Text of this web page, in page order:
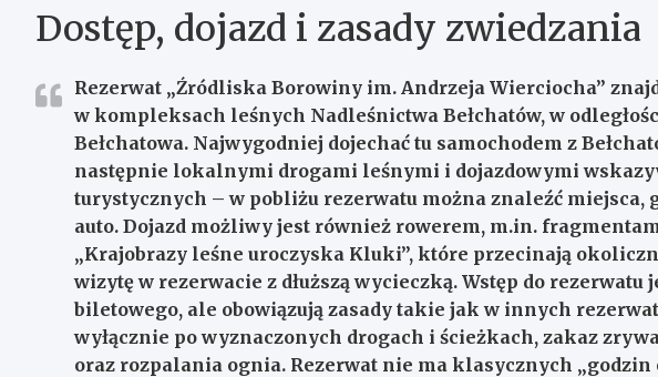
Dostęp, dojazd i zasady zwiedzania
Rezerwat „Źródliska Borowiny im. Andrzeja Wierciocha”
w kompleksach leśnych Nadleśnictwa Bełchatów, w
Bełchatowa. Najwygodniej dojechać tu samochodem z
następnie lokalnymi drogami leśnymi i dojazdowymi
turystycznych – w pobliżu rezerwatu można znaleźć miejsca,
auto. Dojazd możliwy jest również rowerem, m.in.
„Krajobrazy leśne uroczyska Kluki”, które przecinają
wizytę w rezerwacie z dłuższą wycieczką. Wstęp do rezerwatu
biletowego, ale obowiązują zasady takie jak w innych
wyłącznie po wyznaczonych drogach i ścieżkach, zakaz
oraz rozpalania ognia. Rezerwat nie ma klasycznych „godzin